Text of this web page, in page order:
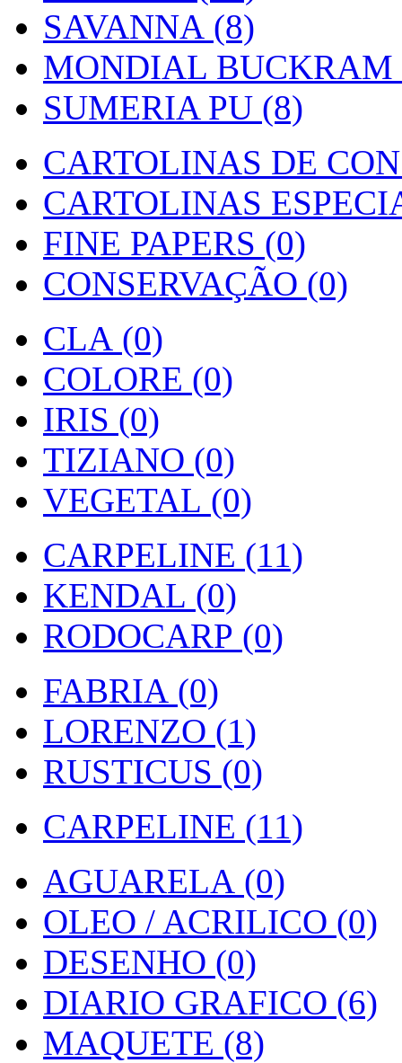
SAVANNA (8)
MONDIAL BUCKRAM
SUMERIA PU (8)
CARTOLINAS DE
CARTOLINAS
FINE PAPERS (0)
CONSERVAÇÃO (0)
CLA (0)
COLORE (0)
IRIS (0)
TIZIANO (0)
VEGETAL (0)
CARPELINE (11)
KENDAL (0)
RODOCARP (0)
FABRIA (0)
LORENZO (1)
RUSTICUS (0)
CARPELINE (11)
AGUARELA (0)
OLEO / ACRILICO (0)
DESENHO (0)
DIARIO GRAFICO (6)
MAQUETE (8)